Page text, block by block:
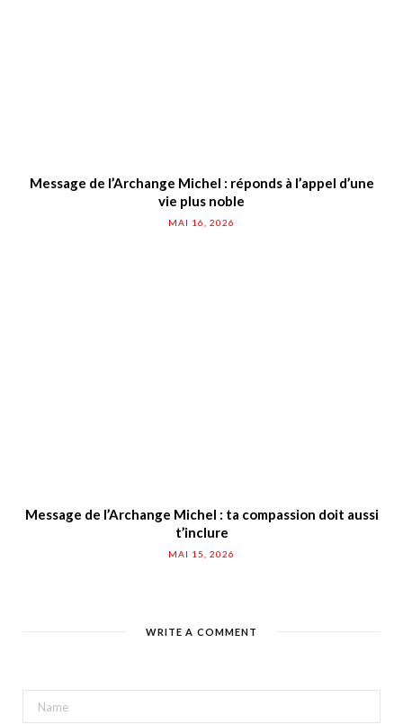
Message de l’Archange Michel : réponds à l’appel d’une
vie plus noble
MAI 16, 2026
Message de l’Archange Michel : ta compassion doit aussi
t’inclure
MAI 15, 2026
WRITE A COMMENT